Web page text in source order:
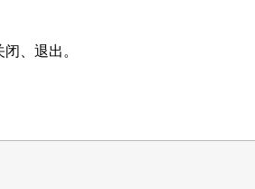
、退出。